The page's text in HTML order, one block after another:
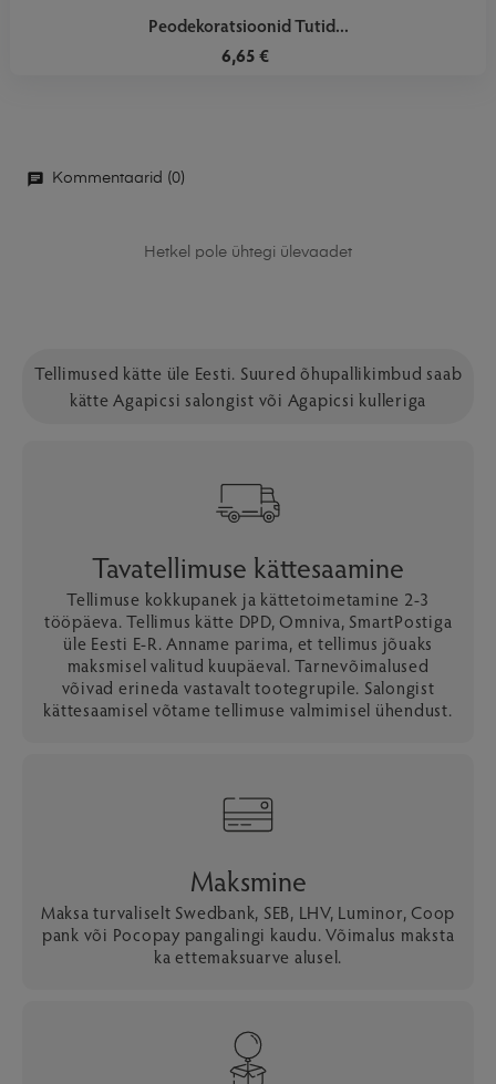
Peodekoratsioonid Tutid...
6,65 €
Kommentaarid (0)
Hetkel pole ühtegi ülevaadet
Tellimused kätte üle Eesti. Suured õhupallikimbud saab
kätte Agapicsi salongist või Agapicsi kulleriga
Tavatellimuse kättesaamine
Tellimuse kokkupanek ja kättetoimetamine 2-3
tööpäeva. Tellimus kätte DPD, Omniva, SmartPostiga
üle Eesti E-R. Anname parima, et tellimus jõuaks
maksmisel valitud kuupäeval. Tarnevõimalused
võivad erineda vastavalt tootegrupile. Salongist
kättesaamisel võtame tellimuse valmimisel ühendust.
Maksmine
Maksa turvaliselt Swedbank, SEB, LHV, Luminor, Coop
pank või Pocopay pangalingi kaudu. Võimalus maksta
ka ettemaksuarve alusel.